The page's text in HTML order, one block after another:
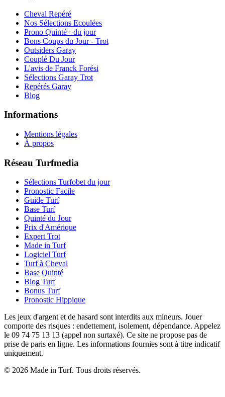
Cheval Repéré
Nos Sélections Ecoulées
Prono Quinté+ du jour
Bons Coups du Jour - Trot
Outsiders Garay
Couplé Du Jour
L'avis de Franck Forési
Sélections Garay Trot
Repérés Garay
Blog
Informations
Mentions légales
À propos
Réseau Turfmedia
Sélections Turfobet du jour
Pronostic Facile
Guide Turf
Base Turf
Quinté du Jour
Prix d'Amérique
Expert Trot
Made in Turf
Logiciel Turf
Turf à Cheval
Base Quinté
Blog Turf
Bonus Turf
Pronostic Hippique
Les jeux d'argent et de hasard sont interdits aux mineurs. Jouer
comporte des risques : endettement, isolement, dépendance. Appelez
le 09 74 75 13 13 (appel non surtaxé). Ce site ne propose pas de
prise de paris en ligne. Les informations fournies sont à titre indicatif
uniquement.
© 2026 Made in Turf. Tous droits réservés.